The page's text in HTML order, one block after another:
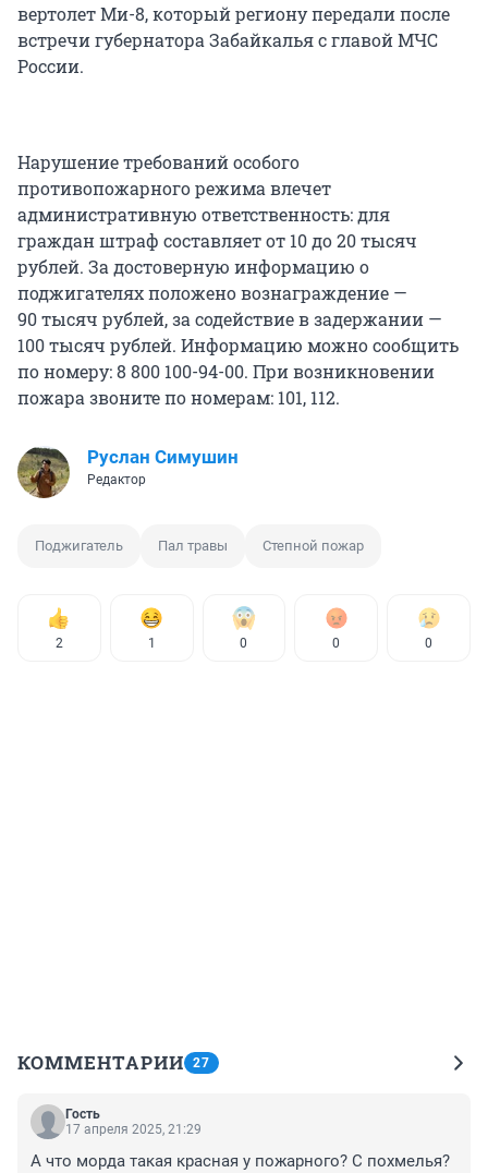
вертолет Ми-8, который региону передали после
встречи губернатора Забайкалья с главой МЧС
России.
Нарушение требований особого
противопожарного режима влечет
административную ответственность: для
граждан штраф составляет от 10 до20 тысяч
рублей. За достоверную информацию о
поджигателях положено вознаграждение —
90 тысяч рублей, за содействие в задержании —
100 тысяч рублей. Информацию можно сообщить
по номеру:8 800 100-94-00. При возникновении
пожара звоните по номерам: 101, 112.
Руслан Симушин
Редактор
Поджигатель Пал травы Степной пожар
2 1 0 0 0
КОММЕНТАРИИ 27
Гость
17 апреля 2025, 21:29
А что морда такая красная у пожарного? С похмелья?